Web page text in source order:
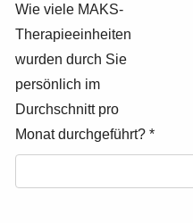
Wie viele MAKS-
Therapieeinheiten
wurden durch Sie
persönlich im
Durchschnitt pro
Monat durchgeführt?*